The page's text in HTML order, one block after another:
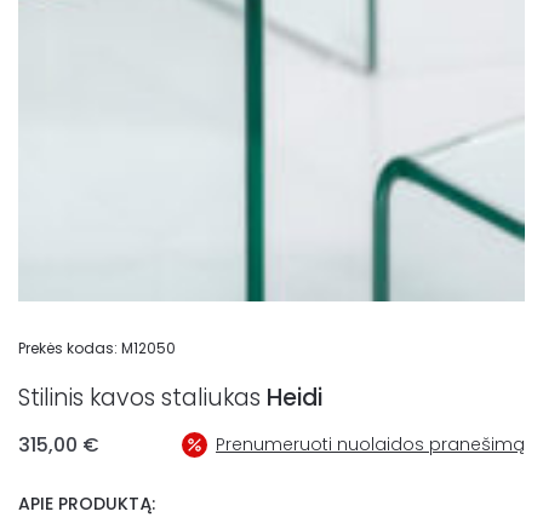
Prekės kodas: M12050
Stilinis kavos staliukas Heidi
315,00 € Prenumeruoti nuolaidos pranešimą
APIE PRODUKTĄ: